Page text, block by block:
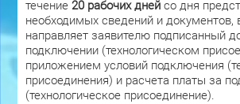
течение 20 рабочих днейсо дня
необходимых сведений и
направляет заявителю подписанный
подключении (технологическом
приложением условий подключения
присоединения) и расчета платы за
(технологическое присоединение).